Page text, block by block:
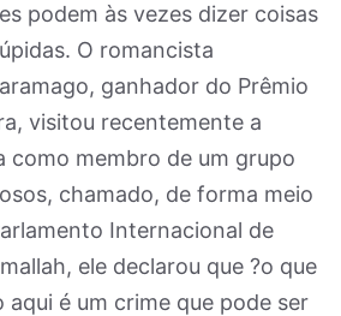
podem às vezes dizer coisas
O romancista
ganhador do Prêmio
visitou recentemente a
como membro de um grupo
chamado, de forma meio
Internacional de
ele declarou que ?o que
é um crime que pode ser